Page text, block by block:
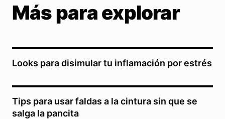
Más para explorar
Looks para disimular tu inflamación por estrés
Tips para usar faldas a la cintura sin que se
salga la pancita